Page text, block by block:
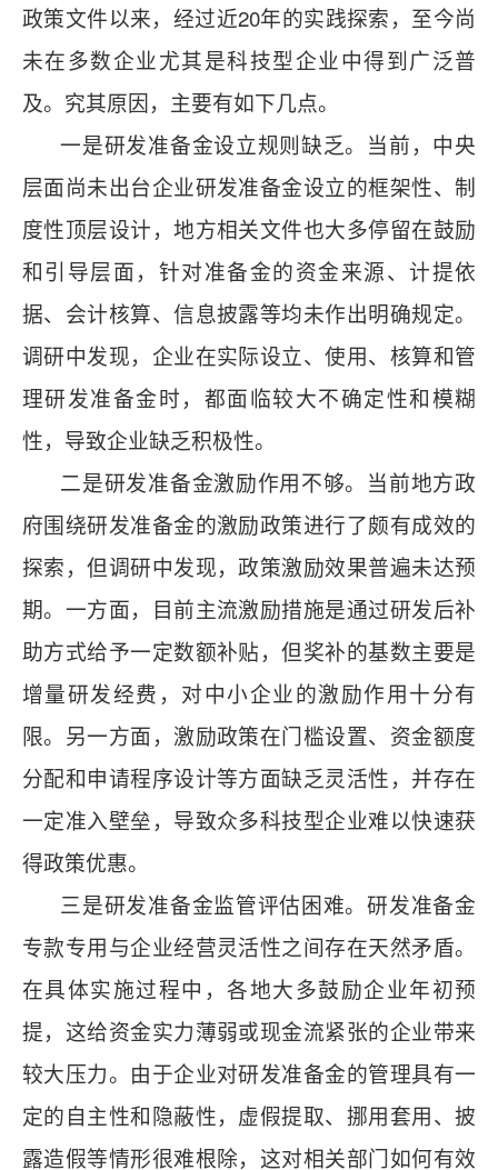
政策文件以来，经过近20年的实践探索，至今尚
未在多数企业尤其是科技型企业中得到广泛普
及。究其原因，主要有如下几点。
一是研发准备金设立规则缺乏。当前，中央
层面尚未出台企业研发准备金设立的框架性、制
度性顶层设计，地方相关文件也大多停留在鼓励
和引导层面，针对准备金的资金来源、计提依
据、会计核算、信息披露等均未作出明确规定。
调研中发现，企业在实际设立、使用、核算和管
理研发准备金时，都面临较大不确定性和模糊
性，导致企业缺乏积极性。
二是研发准备金激励作用不够。当前地方政
府围绕研发准备金的激励政策进行了颇有成效的
探索，但调研中发现，政策激励效果普遍未达预
期。一方面，目前主流激励措施是通过研发后补
助方式给予一定数额补贴，但奖补的基数主要是
增量研发经费，对中小企业的激励作用十分有
限。另一方面，激励政策在门槛设置、资金额度
分配和申请程序设计等方面缺乏灵活性，并存在
一定准入壁垒，导致众多科技型企业难以快速获
得政策优惠。
三是研发准备金监管评估困难。研发准备金
专款专用与企业经营灵活性之间存在天然矛盾。
在具体实施过程中，各地大多鼓励企业年初预
提，这给资金实力薄弱或现金流紧张的企业带来
较大压力。由于企业对研发准备金的管理具有一
定的自主性和隐蔽性，虚假提取、挪用套用、披
露造假等情形很难根除，这对相关部门如何有效